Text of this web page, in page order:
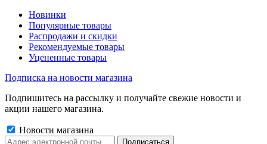
Новинки
Популярные товары
Распродажи и скидки
Рекомендуемые товары
Уцененные товары
Подписка на новости магазина
Подпишитесь на рассылку и получайте свежие новости и
акции нашего магазина.
Новости магазина